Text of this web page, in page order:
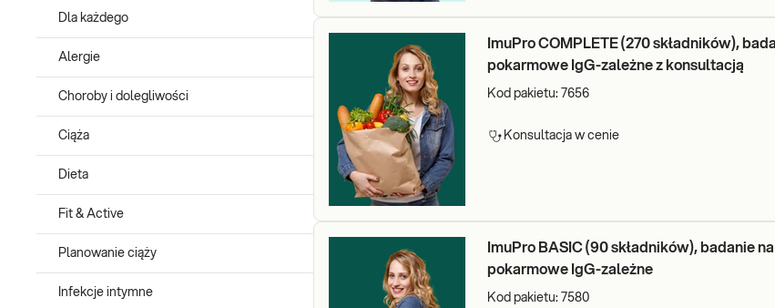
Kategoria ImuPRO – jakie badanie wybrać?
W kategorii dostępne są pakiety obejmujące oznaczenie od 44 do 270 przeciwciał specyficznych w klasie IgG, wyodrębniono
UWAGA: Badania z kategorii nie służą diagnozowaniu alergii pokarmowych.
Dla każdego
Alergie
Choroby i dolegliwości
Ciąża
Dieta
Fit & Active
Planowanie ciąży
Infekcje intymne
ImuPro COMPLETE (270 składników),
pokarmowe IgG-zależne z konsultacją
Kod pakietu: 7656
Konsultacja w cenie
ImuPro BASIC (90 składników), badanie
pokarmowe IgG-zależne
Kod pakietu: 7580